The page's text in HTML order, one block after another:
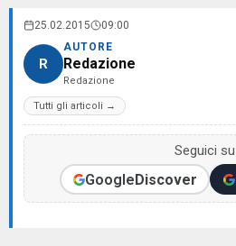
25.02.2015 09:00
R
AUTORE
Redazione
Redazione
Tutti gli articoli →
Seguici su
GoogleDiscover